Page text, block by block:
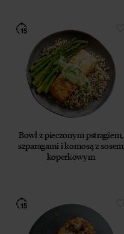
Bowl z pieczonym pstrągiem,
szparagami i komosą z sosem
koperkowym